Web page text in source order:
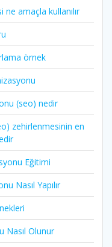
amaçla kullanılır
örnek
(seo) nedir
zehirlenmesinin en
Eğitimi
Nasıl Yapılır
Nasıl Olunur